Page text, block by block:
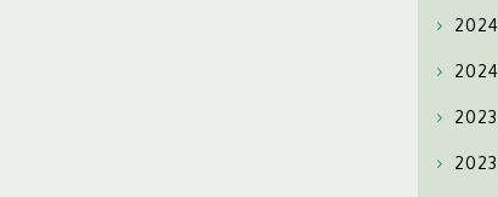
2024
2023
2023